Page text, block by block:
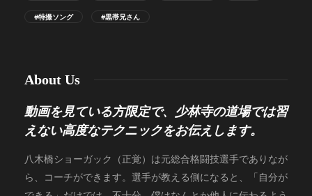
#特撮ソング #黒帯兄さん
About Us
動画を見ている方限定で、少林寺の道場では習
えない高度なテクニックをお伝えします。
八木橋ショーガック（正覚）は元総合格闘技選手でありなが
ら、コーチができます。選手が教える側になると、「自分が